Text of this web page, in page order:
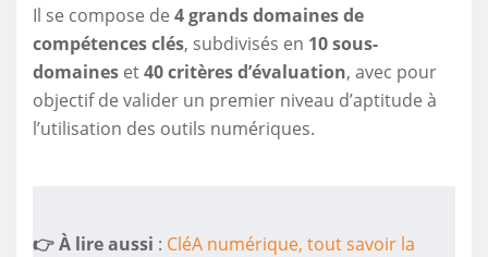
Il se compose de 4 grands domaines de
compétences clés, subdivisés en 10 sous-
domaines et40 critères d’évaluation, avec pour
objectif de valider un premier niveau d’aptitude à
l’utilisation des outils numériques.
👉 À lire aussi : CléA numérique, tout savoir la